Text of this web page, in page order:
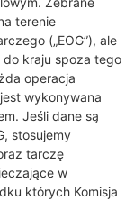
terenie
(„EOG”), ale
do kraju spoza tego
operacja
wykonywana
Jeśli dane są
stosujemy
tarczę
w
których Komisja